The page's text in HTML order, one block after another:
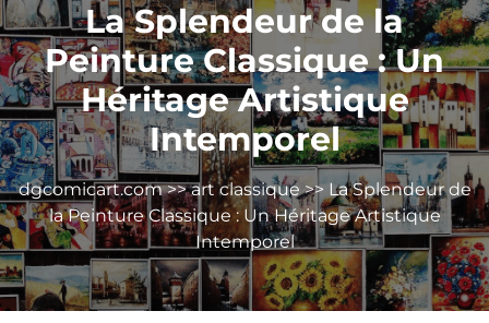
La Splendeur de la
Peinture Classique : Un
Héritage Artistique
Intemporel
dgcomicart.com>>art classique>> La Splendeur de
la Peinture Classique : Un Héritage Artistique
Intemporel